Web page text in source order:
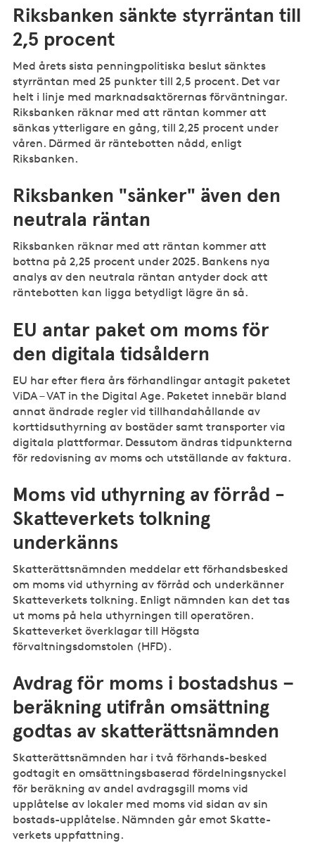
Riksbanken sänkte styrräntan till
2,5 procent
Med årets sista penningpolitiska beslut sänktes
styrräntan med 25 punkter till 2,5 procent. Det var
helt i linje med marknadsaktörernas förväntningar.
Riksbanken räknar med att räntan kommer att
sänkas ytterligare en gång, till 2,25 procent under
våren. Därmed är räntebotten nådd, enligt
Riksbanken.
Riksbanken "sänker" även den
neutrala räntan
Riksbanken räknar med att räntan kommer att
bottna på 2,25 procent under 2025. Bankens nya
analys av den neutrala räntan antyder dock att
räntebotten kan ligga betydligt lägre än så.
EU antar paket om moms för
den digitala tidsåldern
EU har efter flera års förhandlingar antagit paketet
ViDA – VAT in the Digital Age. Paketet innebär bland
annat ändrade regler vid tillhandahållande av
korttidsuthyrning av bostäder samt transporter via
digitala plattformar. Dessutom ändras tidpunkterna
för redovisning av moms och utställande av faktura.
Moms vid uthyrning av förråd -
Skatteverkets tolkning
underkänns
Skatterättsnämnden meddelar ett förhandsbesked
om moms vid uthyrning av förråd och underkänner
Skatteverkets tolkning. Enligt nämnden kan det tas
ut moms på hela uthyrningen till operatören.
Skatteverket överklagar till Högsta
förvaltningsdomstolen (HFD).
Avdrag för moms i bostadshus –
beräkning utifrån omsättning
godtas av skatterättsnämnden
Skatterättsnämnden har i två förhands-besked
godtagit en omsättningsbaserad fördelningsnyckel
för beräkning av andel avdragsgill moms vid
upplåtelse av lokaler med moms vid sidan av sin
bostads-upplåtelse. Nämnden går emot Skatte-
verkets uppfattning.